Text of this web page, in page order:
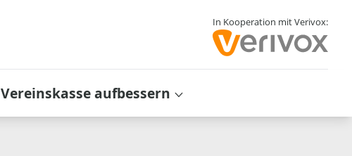
In Kooperation mit Verivox:
Vereinskasse aufbessern